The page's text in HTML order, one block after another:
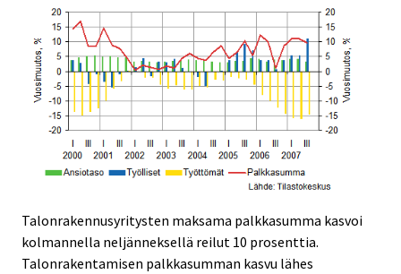
Talonrakennusyritysten maksama palkkasumma kasvoi
kolmannella neljänneksellä reilut 10 prosenttia.
Talonrakentamisen palkkasumman kasvu lähes